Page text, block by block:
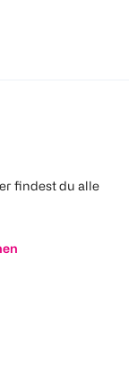
findest du alle